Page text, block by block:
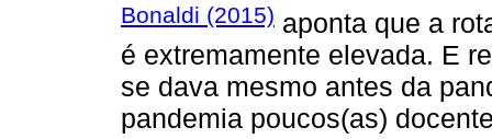
Bonaldi (2015) aponta que a
é extremamente elevada. E
se dava mesmo antes da
pandemia poucos(as)